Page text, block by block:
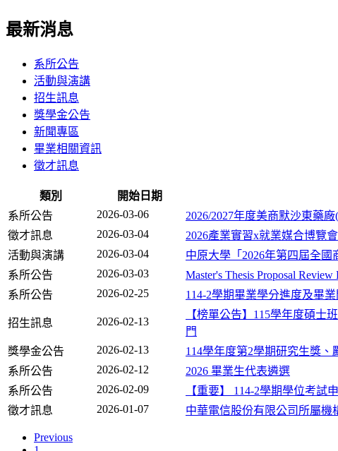
最新消息
系所公告
活動與演講
招生訊息
獎學金公告
新聞專區
畢業相關資訊
徵才訊息
類別 開始日期
系所公告
2026-03-06 2026/2027年度美商默沙東藥
徵才訊息
2026-03-04 2026產業實習x就業媒合博覽會
活動與演講
2026-03-04 中原大學「2026年第四屆全國
系所公告
2026-03-03 Master's Thesis Proposal Review
系所公告
2026-02-25 114-2學期畢業學分進度及畢
招生訊息 2026-02-13
【榜單公告】115學年度碩士
門
獎學金公告 2026-02-13 ​114學年度第2學期研究生獎、
系所公告
2026-02-12 2026 畢業生代表遴選
系所公告
2026-02-09 【重要】 114-2學期學位考試
徵才訊息
2026-01-07 中華電信股份有限公司所屬機
Previous